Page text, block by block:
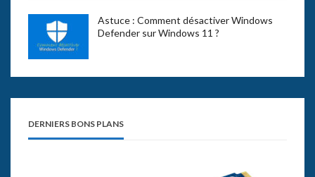
Astuce : Comment désactiver Windows
Defender sur Windows 11 ?
DERNIERS BONS PLANS